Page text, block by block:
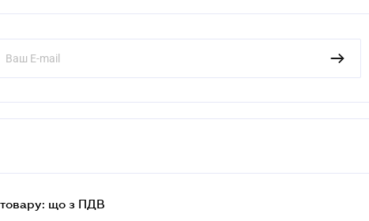
що з ПДВ